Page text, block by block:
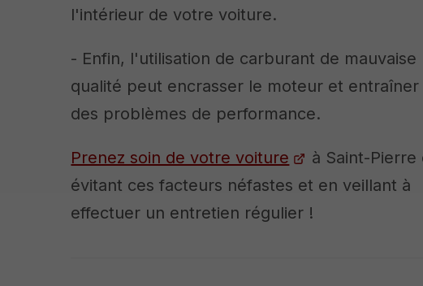
l'intérieur de votre voiture.
- Enfin, l'utilisation de carburant de mauvaise
qualité peut encrasser le moteur et entraîner
des problèmes de performance.
Prenez soin de votre voiture
à Saint-Pierre
évitant ces facteurs néfastes et en veillant à
effectuer un entretien régulier !